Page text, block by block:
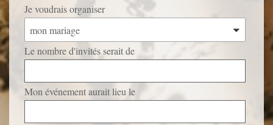
Je voudrais organiser
mon mariage
Le nombre d'invités serait de
Mon événement aurait lieu le